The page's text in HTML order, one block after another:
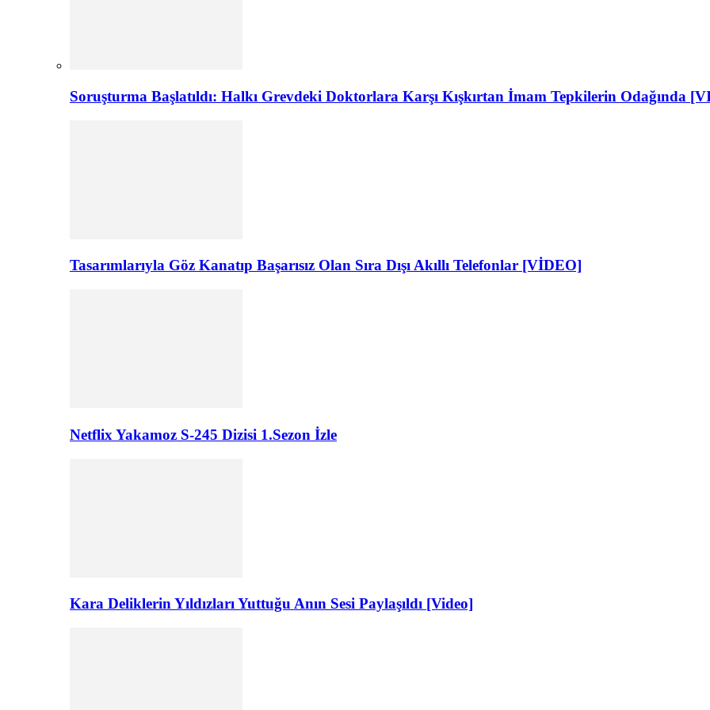
Soruşturma Başlatıldı: Halkı Grevdeki Doktorlara Karşı Kışkırtan İmam Tepkilerin Odağında
Tasarımlarıyla Göz Kanatıp Başarısız Olan Sıra Dışı Akıllı Telefonlar [VİDEO]
Netflix Yakamoz S-245 Dizisi 1.Sezon İzle
Kara Deliklerin Yıldızları Yuttuğu Anın Sesi Paylaşıldı [Video]